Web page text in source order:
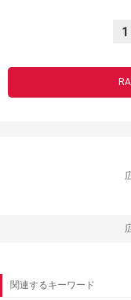
1
関連するキーワード